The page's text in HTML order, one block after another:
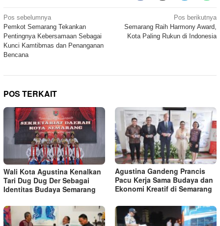
Navigasi
pos
Pos sebelumnya
Pemkot Semarang Tekankan
Pentingnya Kebersamaan Sebagai
Kunci Kamtibmas dan Penanganan
Bencana
Pos berikutnya
Semarang Raih Harmony Award,
Kota Paling Rukun di Indonesia
POS TERKAIT
Wali Kota Agustina Kenalkan
Tari Dug Dug Der Sebagai
Identitas Budaya Semarang
Agustina Gandeng Prancis
Pacu Kerja Sama Budaya dan
Ekonomi Kreatif di Semarang